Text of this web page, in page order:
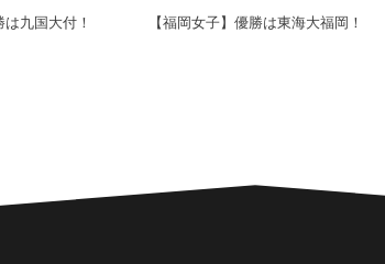
は九国大付！ 【福岡女子】優勝は東海大福岡！